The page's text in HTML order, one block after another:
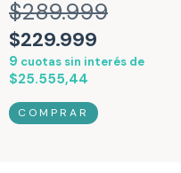
$289.999
$229.999
9 cuotas sin interés de
$25.555,44